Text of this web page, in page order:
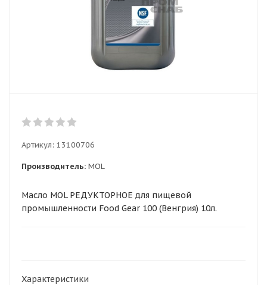
Артикул: 13100706
Производитель: MOL
Масло MOL РЕДУКТОРНОЕ для пищевой
промышленности Food Gear 100 (Венгрия) 10л.
Характеристики